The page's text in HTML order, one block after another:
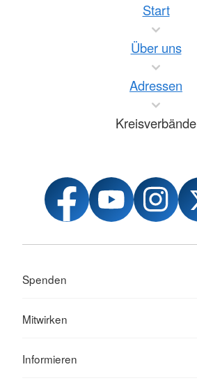
Start
Über uns
Adressen
Kreisverbände
Spenden
Mitwirken
Informieren